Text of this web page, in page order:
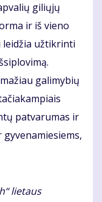
giliųjų
ir iš vieno
užtikrinti
galimybių
patvarumas ir
lietaus